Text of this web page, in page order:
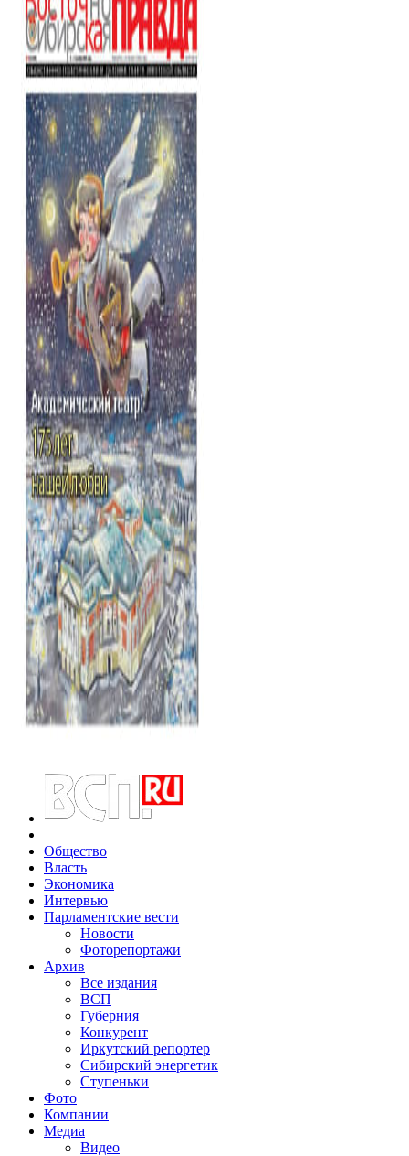
Общество
Власть
Экономика
Интервью
Парламентские вести
Новости
Фоторепортажи
Архив
Все издания
ВСП
Губерния
Конкурент
Иркутский репортер
Сибирский энергетик
Ступеньки
Фото
Компании
Медиа
Видео